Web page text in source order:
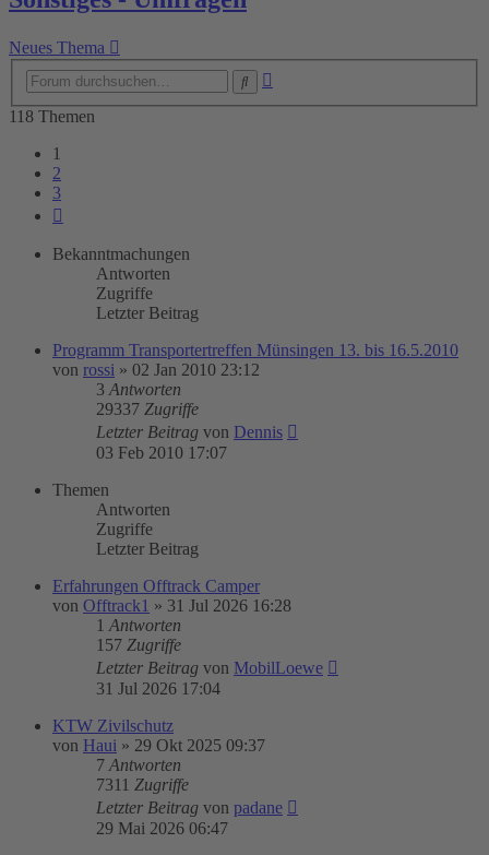
Neues Thema
118 Themen
1
2
3
Bekanntmachungen
Antworten
Zugriffe
Letzter Beitrag
Programm Transportertreffen Münsingen 13. bis 16.5.2010
von rossi » 02 Jan 2010 23:12
3 Antworten
29337 Zugriffe
Letzter Beitrag von Dennis
03 Feb 2010 17:07
Themen
Antworten
Zugriffe
Letzter Beitrag
Erfahrungen Offtrack Camper
von Offtrack1 » 31 Jul 2026 16:28
1 Antworten
157 Zugriffe
Letzter Beitrag von MobilLoewe
31 Jul 2026 17:04
KTW Zivilschutz
von Haui » 29 Okt 2025 09:37
7 Antworten
7311 Zugriffe
Letzter Beitrag von padane
29 Mai 2026 06:47